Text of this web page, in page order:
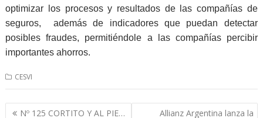
optimizar los procesos y resultados de las compañías de
seguros, además de indicadores que puedan detectar
posibles fraudes, permitiéndole a las compañías percibir
importantes ahorros.
CESVI
Navegación
Nº 125 CORTITO Y AL PIE…
Allianz Argentina lanza la